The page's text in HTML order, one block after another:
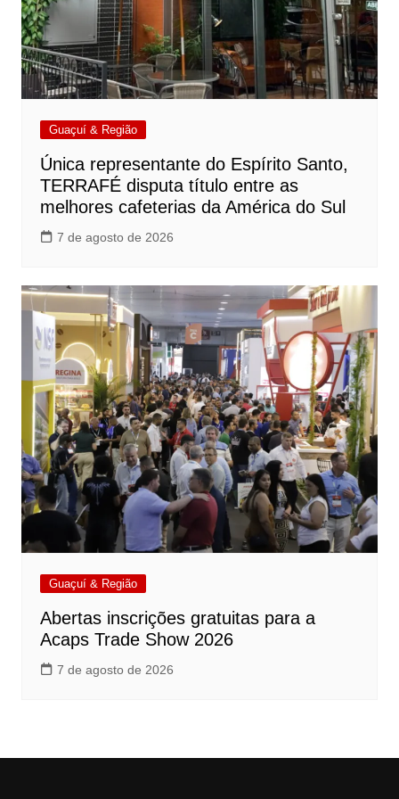
Guaçuí & Região
Única representante do Espírito Santo,
TERRAFÉ disputa título entre as
melhores cafeterias da América do Sul
7 de agosto de 2026
Guaçuí & Região
Abertas inscrições gratuitas para a
Acaps Trade Show 2026
7 de agosto de 2026